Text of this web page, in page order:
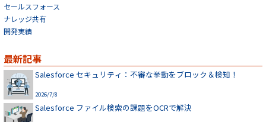
セールスフォース
ナレッジ共有
開発実績
最新記事
Salesforce セキュリティ：不審な挙動をブロック＆検知！
2026/7/8
Salesforce ファイル検索の課題をOCRで解決